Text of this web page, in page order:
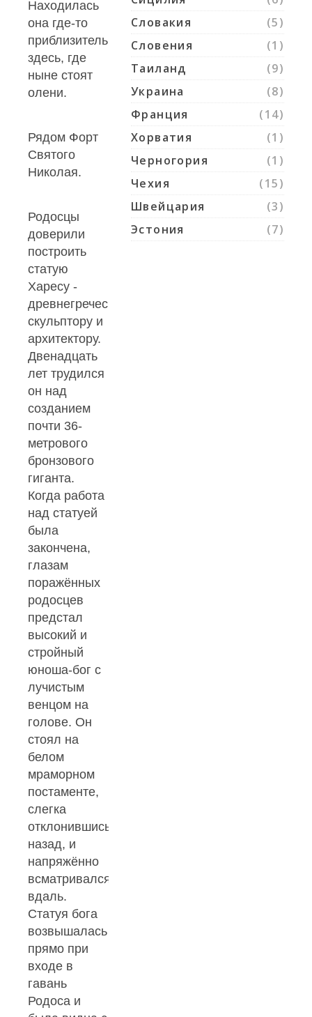
Находилась
она где-то
приблизительно
здесь, где
ныне стоят
олени.
Рядом Форт
Святого
Николая.
Родосцы
доверили
построить
статую
Харесу -
древнегреческому
скульптору и
архитектору.
Двенадцать
лет трудился
он над
созданием
почти 36-
метрового
бронзового
гиганта.
Когда работа
над статуей
была
закончена,
глазам
поражённых
родосцев
предстал
высокий и
стройный
юноша-бог с
лучистым
венцом на
голове. Он
стоял на
белом
мраморном
постаменте,
слегка
отклонившись
назад, и
напряжённо
всматривался
вдаль.
Статуя бога
возвышалась
прямо при
входе в
гавань
Родоса и
Словакия
(5)
Словения
(1)
Таиланд
(9)
Украина
(8)
Франция
(14)
Хорватия
(1)
Черногория
(1)
Чехия
(15)
Швейцария
(3)
Эстония
(7)